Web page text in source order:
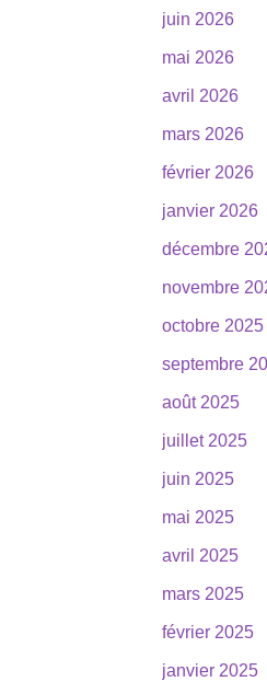
juin 2026
mai 2026
avril 2026
mars 2026
février 2026
janvier 2026
décembre
novembre
octobre 2025
septembre
août 2025
juillet 2025
juin 2025
mai 2025
avril 2025
mars 2025
février 2025
janvier 2025